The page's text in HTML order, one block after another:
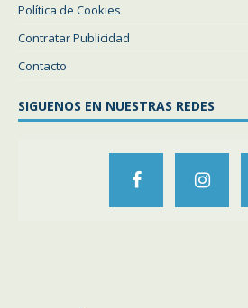
Política de Cookies
Contratar Publicidad
Contacto
SIGUENOS EN NUESTRAS REDES